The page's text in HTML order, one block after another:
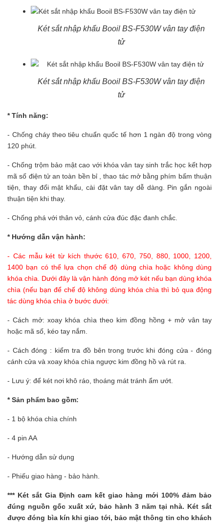
Két sắt nhập khẩu Booil BS-F530W vân tay điện
tử
Két sắt nhập khẩu Booil BS-F530W vân tay điện
tử
* Tính năng:
- Chống cháy theo tiêu chuẩn quốc tế hơn 1 ngàn độ trong vòng
120 phút.
- Chống trộm bảo mật cao với khóa vân tay sinh trắc học kết hợp
mã số điện tử an toàn bền bỉ , thao tác mở bằng phím bấm thuận
tiện, thay đổi mật khẩu, cài đặt vân tay dễ dàng. Pin gắn ngoài
thuận tiện khi thay.
- Chống phá với thân vỏ, cánh cửa đúc đặc đanh chắc.
* Hướng dẫn vận hành:
- Các mẫu két từ kích thước 610, 670, 750, 880, 1000, 1200,
1400 bạn có thể lựa chọn chế độ dùng chìa hoặc không dùng
khóa chìa. Dưới đây là vận hành đóng mở két nếu bạn dùng khóa
chìa (nếu bạn để chế độ không dùng khóa chìa thì bỏ qua động
tác dùng khóa chìa ở bước dưới:
- Cách mở: xoay khóa chìa theo kim đồng hồng + mở vân tay
hoặc mã số, kéo tay nắm.
- Cách đóng : kiểm tra đồ bên trong trước khi đóng cửa - đóng
cánh cửa và xoay khóa chìa ngược kim đồng hồ và rút ra.
- Lưu ý: để két nơi khô ráo, thoáng mát tránh ẩm ướt.
* Sản phẩm bao gồm:
- 1 bộ khóa chìa chính
- 4 pin AA
- Hướng dẫn sử dụng
- Phiếu giao hàng - bảo hành.
*** Két sắt Gia Định cam kết giao hàng mới 100% đảm bảo
đúng nguồn gốc xuất xứ, bảo hành 3 năm tại nhà. Két sắt
được đóng bìa kín khi giao tới, bảo mật thông tin cho khách